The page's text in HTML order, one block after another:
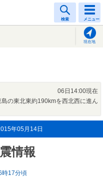
検索 メニュー
現在地
06日14:00現在
の東北東約190kmを西北西に進ん
年05月14日
情報
時17分頃